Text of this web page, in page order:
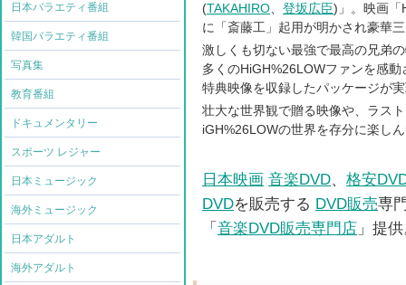
日本バラエティ番組
韓国バラエティ番組
写真集
教育番組
ドキュメンタリー
スポーツ レジャー
日本ミュージック
海外ミュージック
日本アダルト
海外アダルト
(TAKAHIRO 登坂広臣) 」。映画「
に「斎藤工」起用が明かされ豪華
激しくも切ない最強で最高の兄弟
多くのHiGH%26LOWファンを感
特典映像を収録したパッケージが
壮大な世界観で贈る映像や、ラス
iGH%26LOWの世界を存分に楽し
日本映画 音楽DVD、 格安
DVDを販売する DVD販売専
「 音楽DVD販売専門店 」提